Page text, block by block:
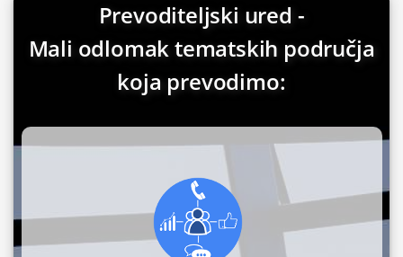
Prevoditeljski ured -
Mali odlomak tematskih područja
koja prevodimo: